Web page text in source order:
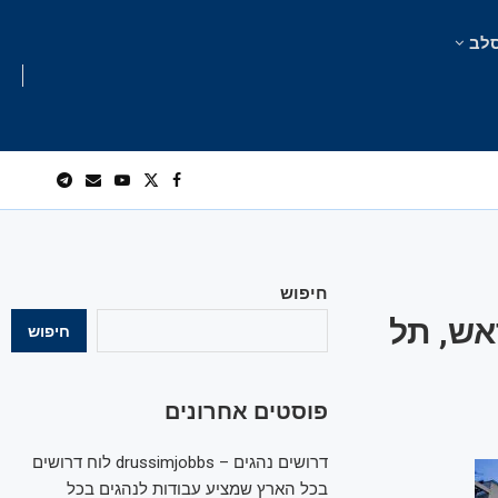
תל
חיפוש
חיפוש
פוסטים אחרונים
דרושים נהגים – drussimjobbs לוח דרושים
בכל הארץ שמציע עבודות לנהגים בכל